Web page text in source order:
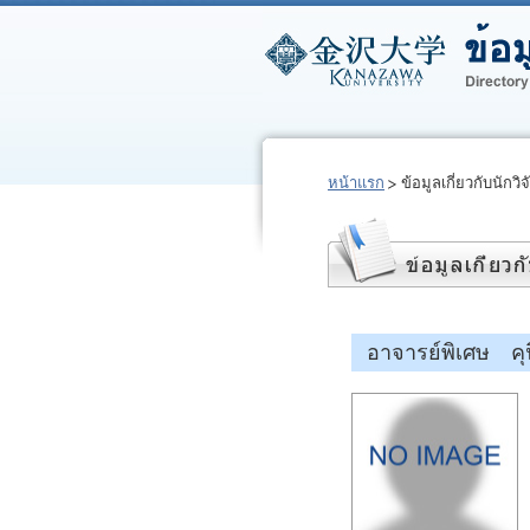
หน้าแรก ข้อมูลเกี่ยวกับนักวิ
อาจารย์พิเศษ คุ